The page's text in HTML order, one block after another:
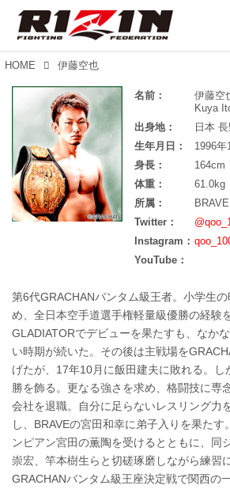
HOME 伊藤空也
名前：
伊藤空
Kuya
出身地：
日本
生年月日：
1996年
身長：
164cm
体重：
61.0kg
所属：
BRAVE
Twitter：
Instagram：
YouTube：
第6代GRACHANバンタム級王者。小学生
め、全日本空手道選手権軽量級優勝の経験
GLADIATORでデビューを果たすも、なか
い時期が続いた。その後は主戦場を
げたが、17年10月に飯田建夫に敗れる。し
勝を飾る。更なる強さを求め、格闘技に専
会社を退職。自分に足らないレスリング力
し、BRAVEの宮田和幸に弟子入りを果たす
ンピアン宮田の薫陶を受けるとともに、同
崇宏、竿本樹生らと切磋琢磨しながら練習
GRACHANバンタム級王座決定戦で関西の